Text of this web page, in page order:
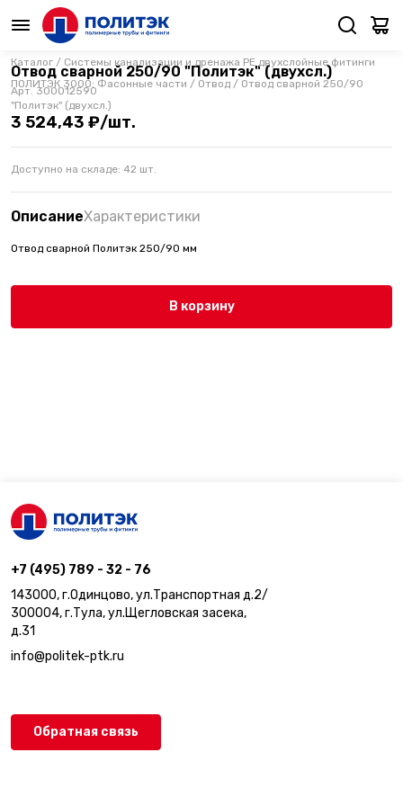
Каталог / Системы канализации и дренажа PE двухслойные фитинги
ПОЛИТЭК 3000: Фасонные части / Отвод / Отвод сварной 250/90
"Политэк" (двухсл.)
Отвод сварной 250/90 "Политэк" (двухсл.)
Арт.300012590
3 524,43 ₽/шт.
Доступно на складе: 42 шт.
ОписаниеХарактеристики
Отвод сварной Политэк 250/90 мм
В корзину
+7 (495) 789 - 32 - 76
143000, г.Одинцово, ул.Транспортная д.2/
300004, г.Тула, ул.Щегловская засека,
д.31
info@politek-ptk.ru
Обратная связь